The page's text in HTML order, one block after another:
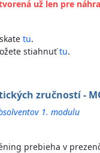
už len pre
tu.
stiahnuťtu.
zručností -
1. modulu
prebieha v